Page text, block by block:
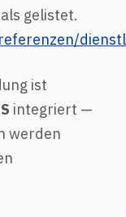
gelistet.
ist
integriert —
werden